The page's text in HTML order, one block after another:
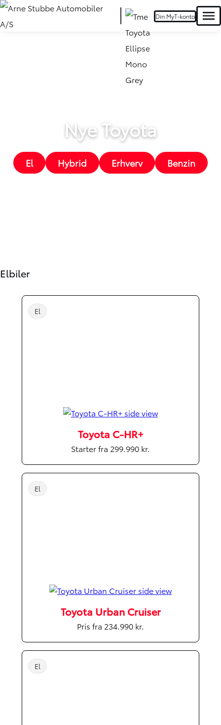
Din MyT-konto
Nye Toyota
El Hybrid Erhverv Benzin
Elbiler
El
Toyota C-HR+
Starter fra 299.990 kr.
El
Toyota Urban Cruiser
Pris fra 234.990 kr.
El